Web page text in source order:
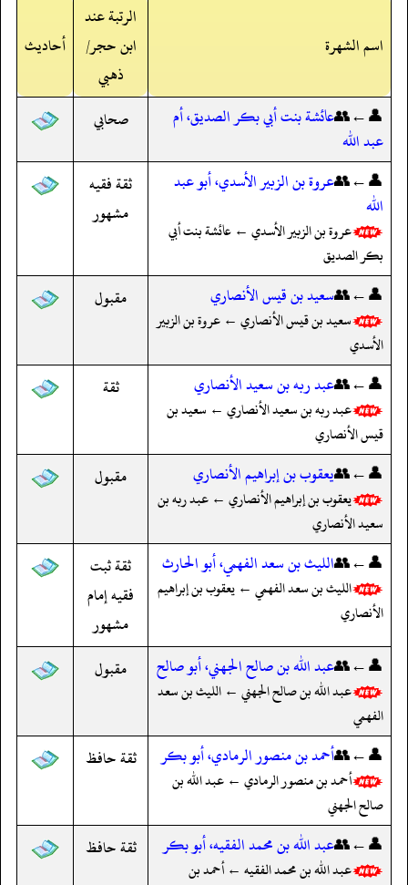
اسم الشهرة
الرتبة عند
ابن حجر/
ذهبي
أحاديث
👤←👥عائشة بنت أبي بكر الصديق، أم
عبد الله
صحابي
👤←👥عروة بن الزبير الأسدي، أبو عبد
الله
عروة بن الزبير الأسدي ← عائشة بنت أبي
بكر الصديق
ثقة فقيه
مشهور
👤←👥سعيد بن قيس الأنصاري
سعيد بن قيس الأنصاري ← عروة بن الزبير
الأسدي
مقبول
👤←👥عبد ربه بن سعيد الأنصاري
عبد ربه بن سعيد الأنصاري ← سعيد بن
قيس الأنصاري
ثقة
👤←👥يعقوب بن إبراهيم الأنصاري
يعقوب بن إبراهيم الأنصاري ← عبد ربه بن
سعيد الأنصاري
مقبول
👤←👥الليث بن سعد الفهمي، أبو الحارث
الليث بن سعد الفهمي ← يعقوب بن إبراهيم
الأنصاري
ثقة ثبت
فقيه إمام
مشهور
👤←👥عبد الله بن صالح الجهني، أبو صالح
عبد الله بن صالح الجهني ← الليث بن سعد
الفهمي
مقبول
👤←👥أحمد بن منصور الرمادي، أبو بكر
أحمد بن منصور الرمادي ← عبد الله بن
صالح الجهني
ثقة حافظ
👤←👥عبد الله بن محمد الفقيه، أبو بكر
عبد الله بن محمد الفقيه ← أحمد بن
ثقة حافظ